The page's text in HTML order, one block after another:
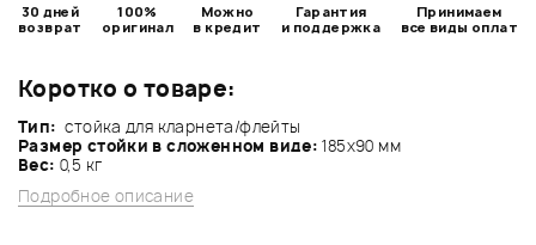
Коротко о товаре:
Тип: стойка для кларнета/флейты
Размер стойки в сложенном виде: 185х90 мм
Вес: 0,5 кг
Подробное описание
30 дней
возврат
100%
оригинал
Можно
в кредит
Гарантия
и поддержка
Принимаем
все виды оплат